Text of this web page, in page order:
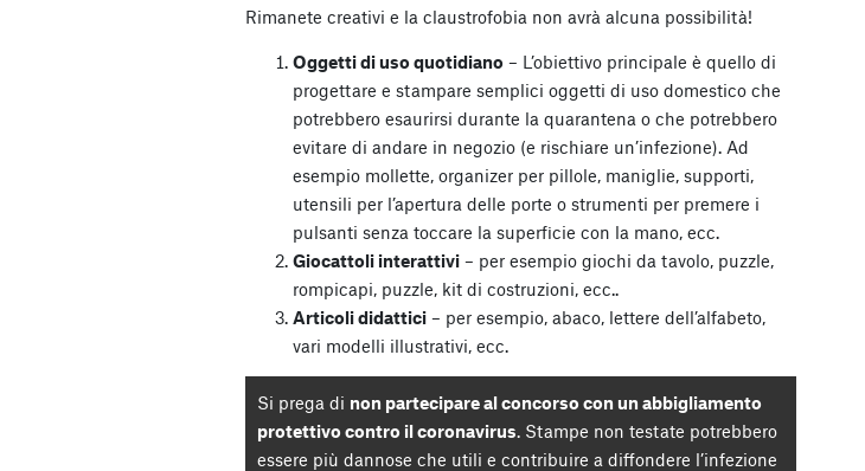
Rimanete creativi e la claustrofobia non avrà alcuna possibilità!
Oggetti di uso quotidiano – L’obiettivo principale è quello di
progettare e stampare semplici oggetti di uso domestico che
potrebbero esaurirsi durante la quarantena o che potrebbero
evitare di andare in negozio (e rischiare un’infezione). Ad
esempio mollette, organizer per pillole, maniglie, supporti,
utensili per l’apertura delle porte o strumenti per premere i
pulsanti senza toccare la superficie con la mano, ecc.
Giocattoli interattivi – per esempio giochi da tavolo, puzzle,
rompicapi, puzzle, kit di costruzioni, ecc..
Articoli didattici – per esempio, abaco, lettere dell’alfabeto,
vari modelli illustrativi, ecc.
Si prega di non partecipare al concorso con un abbigliamento
protettivo contro il coronavirus. Stampe non testate potrebbero
essere più dannose che utili e contribuire a diffondere l’infezione